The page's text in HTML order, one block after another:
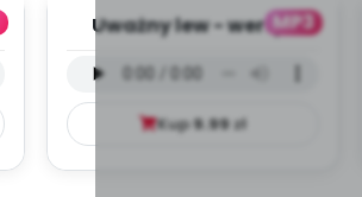
MP3
Uważny lew - wersja
Kup9.99zł